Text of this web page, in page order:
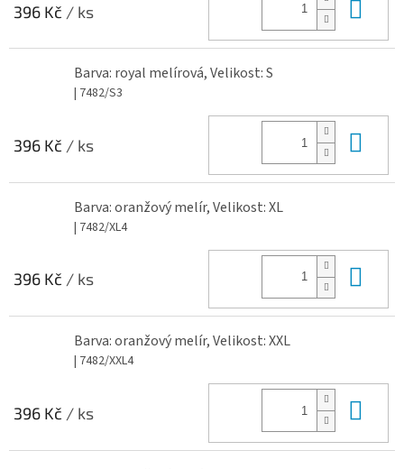
396 Kč / ks
Barva: royal melírová, Velikost: S
| 7482/S3
396 Kč / ks
Barva: oranžový melír, Velikost: XL
| 7482/XL4
396 Kč / ks
Barva: oranžový melír, Velikost: XXL
| 7482/XXL4
396 Kč / ks